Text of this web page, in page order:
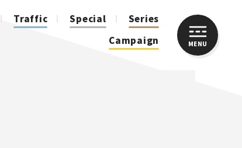
Traffic Special
Series
Campaign
MENUCLOSE